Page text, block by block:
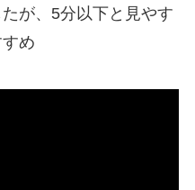
が、5分以下と見やす
め